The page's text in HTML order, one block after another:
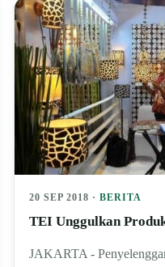
20 SEP 2018 · BERITA
TEI Unggulkan
JAKARTA -